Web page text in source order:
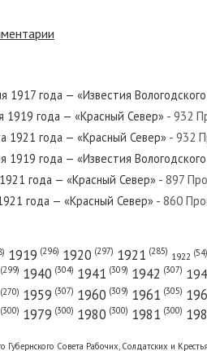
1943 года — «Красный Север»
1931 года — «Красный Север»
1944 года — «Красный Север»
1917 года — «Известия
года — «Красный Север» - 932
1921 года — «Красный Север» - 932
года — «Известия
года — «Красный Север» - 897
года — «Красный Север» - 860
1919 (296) 1920 (297) 1921 (285) 1922 (54)
(299) 1940 (304) 1941 (309) 1942 (307)
(270) 1959 (307) 1960 (309) 1961 (305)
(300) 1979 (300) 1980 (300) 1981 (300)
Губернского Совета Рабочих, Солдатских и